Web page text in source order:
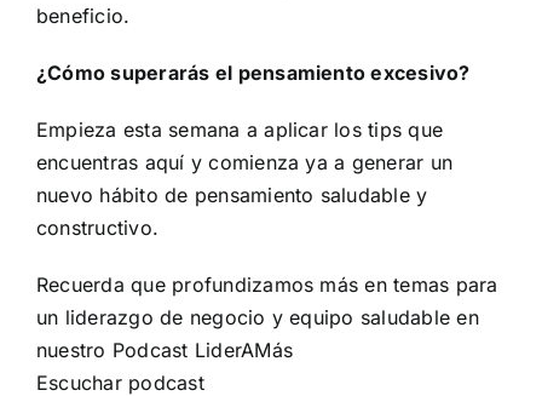
beneficio.
¿Cómo superarás el pensamiento excesivo?
Empieza esta semana a aplicar los tips que
encuentras aquí y comienza ya a generar un
nuevo hábito de pensamiento saludable y
constructivo.
Recuerda que profundizamos más en temas para
un liderazgo de negocio y equipo saludable en
nuestro Podcast LiderAMás
Escuchar podcast